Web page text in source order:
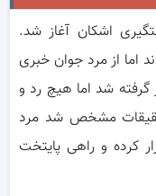
اشکان آغاز شد.
اما از مرد جوان خبری
گرفته شد اما هیچ رد و
مشخص شد مرد
کرده و راهی پایتخت